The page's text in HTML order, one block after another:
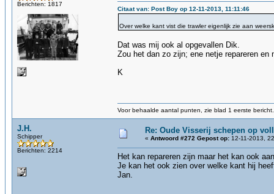
Berichten: 1817
Citaat van: Post Boy op 12-11-2013, 11:11:46
Over welke kant vist die trawler eigenlijk zie aan
Dat was mij ook al opgevallen Dik.
Zou het dan zo zijn; ene netje repareren en
K
Voor behaalde aantal punten, zie blad 1 eerste bericht.
J.H.
Schipper
Berichten: 2214
Re: Oude Visserij schepen op
« Antwoord #272 Gepost op: 12-11-2013,
Het kan repareren zijn maar het kan ook
Je kan het ook zien over welke kant hij
Jan.